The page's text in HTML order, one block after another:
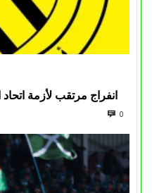
انفراج مرتقب لأزمة
0